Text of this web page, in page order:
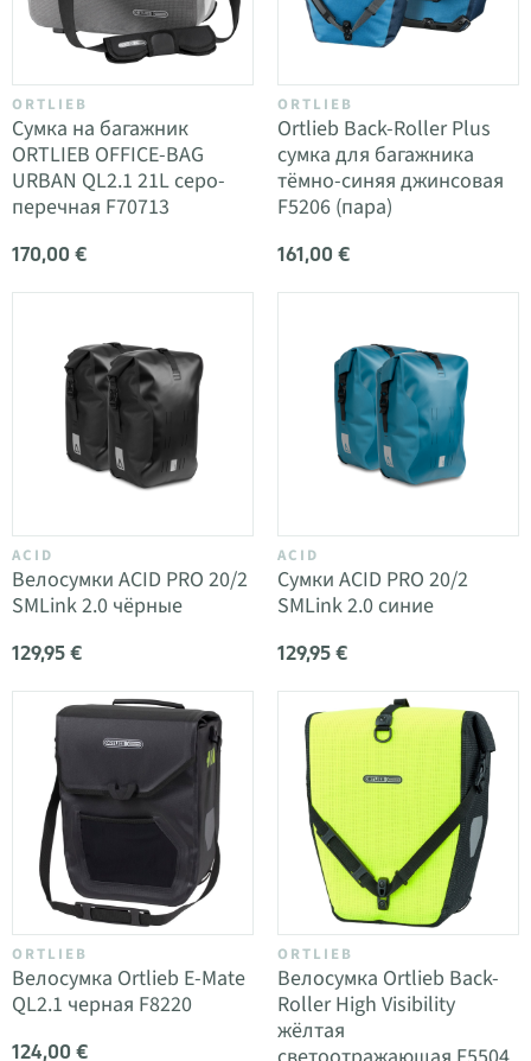
ORTLIEB
Сумка на багажник
ORTLIEB OFFICE-BAG
URBAN QL2.1 21L серо-
перечная F70713
170,00 €
ORTLIEB
Ortlieb Back-Roller Plus
сумка для багажника
тёмно-синяя джинсовая
F5206 (пара)
161,00 €
ACID
Велосумки ACID PRO 20/2
SMLink 2.0 чёрные
129,95 €
ACID
Сумки ACID PRO 20/2
SMLink 2.0 синие
129,95 €
ORTLIEB
Велосумка Ortlieb E-Mate
QL2.1 черная F8220
124,00 €
ORTLIEB
Велосумка Ortlieb Back-
Roller High Visibility
жёлтая